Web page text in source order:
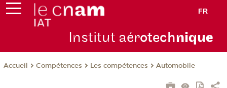
FR
Institut aérotechnique
Accueil Compétences Les compétences Automobile